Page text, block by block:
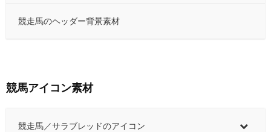
競走馬のヘッダー背景素材
競馬アイコン素材
競走馬／サラブレッドのアイコン